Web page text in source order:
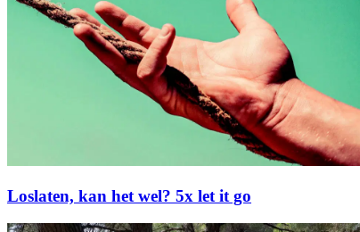
Loslaten, kan het wel? 5x let it go